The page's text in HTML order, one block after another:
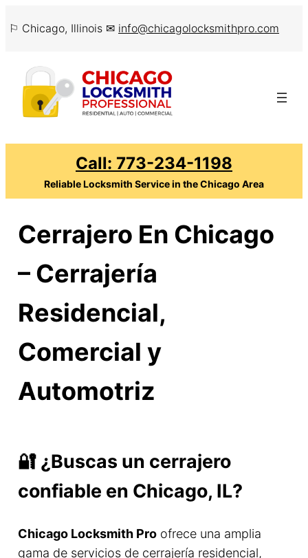
to
⚐ Chicago, Illinois ✉ info@chicagolocksmithpro.com
Call: 773-234-1198
Reliable Locksmith Service in the Chicago Area
Cerrajero En Chicago
– Cerrajería
Residencial,
Comercial y
Automotriz
🔐 ¿Buscas un cerrajero
confiable en Chicago, IL?
Chicago Locksmith Proofrece una amplia
gama de servicios de cerrajería residencial,